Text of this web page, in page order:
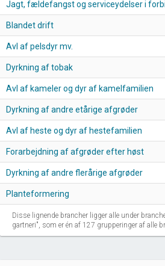
Jagt, fældefangst og serviceydelser i
Blandet drift
Avl af pelsdyr mv.
Dyrkning af tobak
Avl af kameler og dyr af kamelfamilien
Dyrkning af andre etårige afgrøder
Avl af heste og dyr af hestefamilien
Forarbejdning af afgrøder efter høst
Dyrkning af andre flerårige afgrøder
Planteformering
Disse lignende brancher ligger alle under
gartneri", som er én af 127 grupperinger af alle